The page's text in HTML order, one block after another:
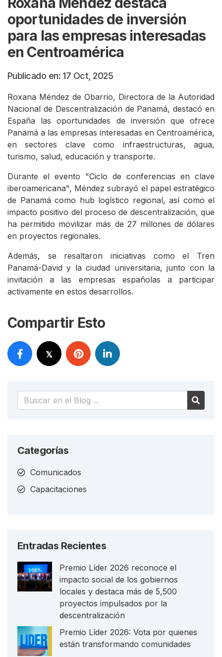
oportunidades de inversión
para las empresas interesadas
en Centroamérica
Publicado en: 17 Oct, 2025
Roxana Méndez de Obarrio, Directora de la Autoridad
Nacional de Descentralización de Panamá, destacó en
España las oportunidades de inversión que ofrece
Panamá a las empresas interesadas en Centroamérica,
en sectores clave como infraestructuras, agua,
turismo, salud, educación y transporte.
Durante el evento "Ciclo de conferencias en clave
iberoamericana", Méndez subrayó el papel estratégico
de Panamá como hub logístico regional, así como el
impacto positivo del proceso de descentralización, que
ha permitido movilizar más de 27 millones de dólares
en proyectos regionales.
Además, se resaltaron iniciativas como el Tren
Panamá-David y la ciudad universitaria, junto con la
invitación a las empresas españolas a participar
activamente en estos desarrollos.
Compartir Esto
Categorías
Comunicados
Capacitaciones
Entradas Recientes
Premio Líder 2026 reconoce el
impacto social de los gobiernos
locales y destaca más de 5,500
proyectos impulsados por la
descentralización
Premio Líder 2026: Vota por quienes
están transformando comunidades